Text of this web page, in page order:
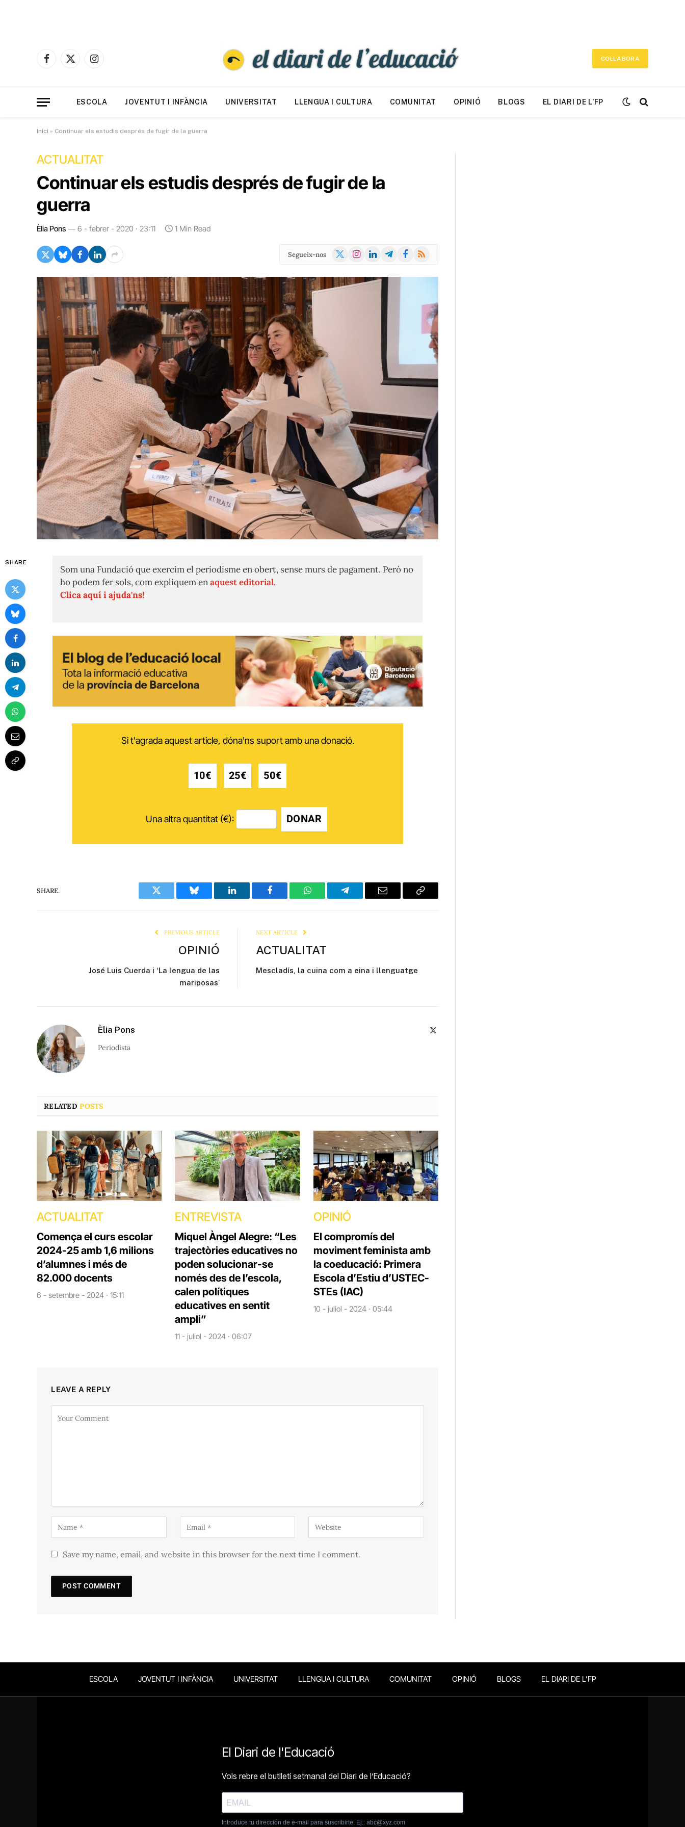
Facebook
X
Instagram
COL·LABORA
ESCOLA JOVENTUT I INFÀNCIA UNIVERSITAT LLENGUA I CULTURA COMUNITAT OPINIÓ BLOGS EL DIARI DE L’FP
Inici » Continuar els estudis després de fugir de la guerra
ACTUALITAT
Continuar els estudis després de fugir de la
guerra
Èlia Pons 6 - febrer - 2020 · 23:11 1 Min Read
Segueix-nos
X
Instagram
LinkedInTelegramFacebook
RSS
SHARE
Som una Fundació que exercim el periodisme en obert, sense murs de pagament. Però no
ho podem fer sols, com expliquem enaquest editorial.
Clica aquí i ajuda'ns!
Si t'agrada aquest article, dóna'ns suport amb una donació.
10€ 25€ 50€
Una altra quantitat (€): DONAR
SHARE.
Twitter Bluesky LinkedIn Facebook WhatsAppTelegram Email
Copy
PREVIOUS ARTICLE
OPINIÓ
José Luis Cuerda i ‘La lengua de las
mariposas’
NEXT ARTICLE
ACTUALITAT
Mescladís, la cuina com a eina i llenguatge
Èlia Pons
Periodista
RELATEDPOSTS
ACTUALITAT
Comença el curs escolar
2024-25 amb 1,6 milions
d’alumnes i més de
82.000 docents
6 - setembre - 2024 · 15:11
ENTREVISTA
Miquel Àngel Alegre: “Les
trajectòries educatives no
poden solucionar-se
només des de l’escola,
calen polítiques
educatives en sentit
ampli”
11 - juliol - 2024 · 06:07
OPINIÓ
El compromís del
moviment feminista amb
la coeducació: Primera
Escola d’Estiu d’USTEC-
STEs (IAC)
10 - juliol - 2024 · 05:44
LEAVE A REPLY
Save my name, email, and website in this browser for the next time I comment.
ESCOLA JOVENTUT I INFÀNCIA UNIVERSITAT LLENGUA I CULTURA COMUNITAT OPINIÓ BLOGS EL DIARI DE L’FP